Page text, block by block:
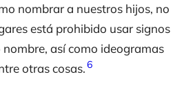
nombrar a nuestros hijos, no
está prohibido usar signos
así como ideogramas
otras cosas.6